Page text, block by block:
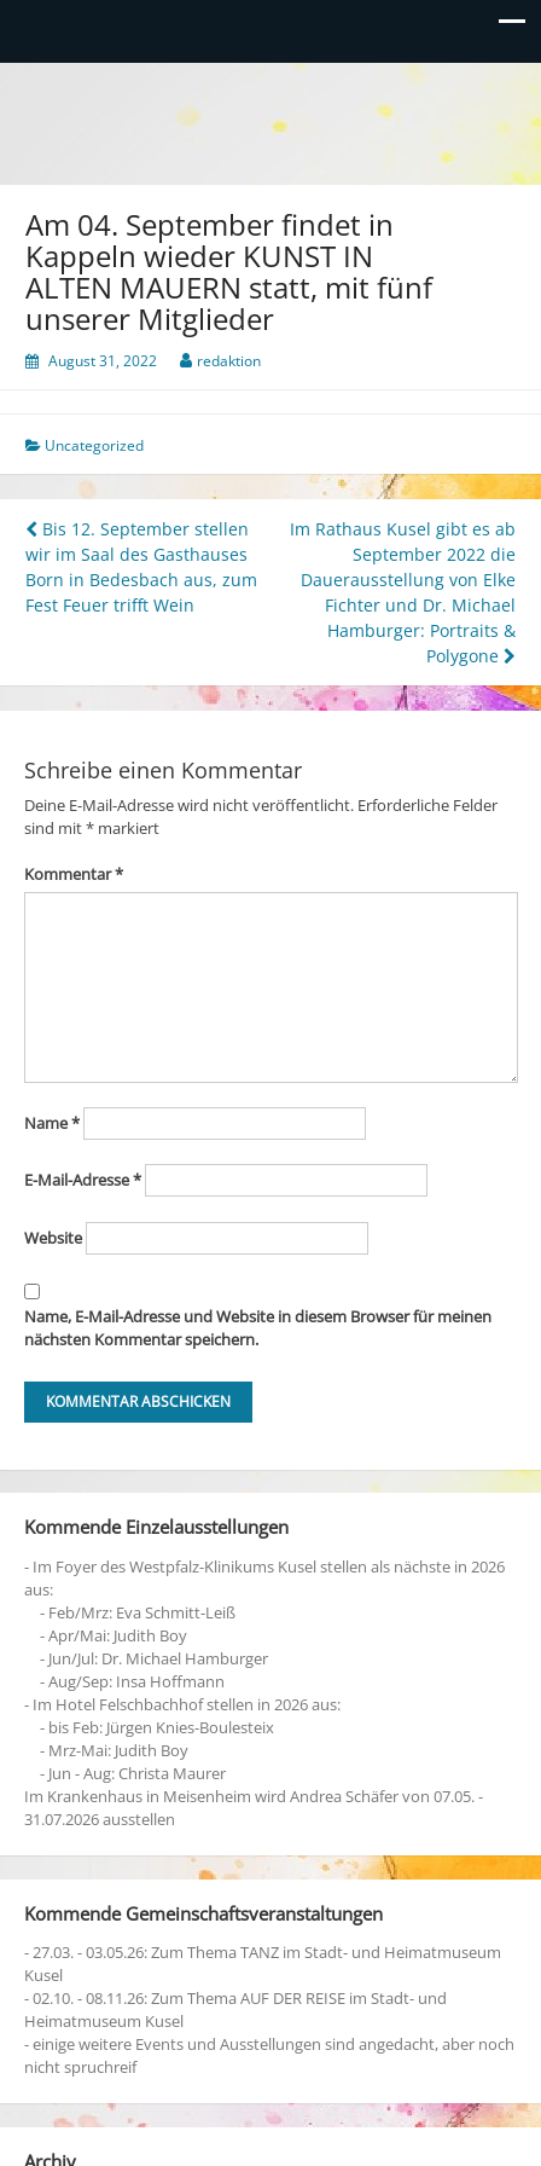
Am 04. September findet in
Kappeln wieder KUNST IN
ALTEN MAUERN statt, mit fünf
unserer Mitglieder
August 31, 2022 redaktion
Uncategorized
Beitragsnavigation
Bis 12. September stellen
wir im Saal des Gasthauses
Born in Bedesbach aus, zum
Fest Feuer trifft Wein
Im Rathaus Kusel gibt es ab
September 2022 die
Dauerausstellung von Elke
Fichter und Dr. Michael
Hamburger: Portraits &
Polygone
Schreibe einen Kommentar
Deine E-Mail-Adresse wird nicht veröffentlicht. Erforderliche Felder
sind mit*markiert
Kommentar*
Name*
E-Mail-Adresse*
Website
Name, E-Mail-Adresse und Website in diesem Browser für meinen
nächsten Kommentar speichern.
Kommende Einzelausstellungen
- Im Foyer des Westpfalz-Klinikums Kusel stellen als nächste in 2026
aus:
- Feb/Mrz: Eva Schmitt-Leiß
- Apr/Mai: Judith Boy
- Jun/Jul: Dr. Michael Hamburger
- Aug/Sep: Insa Hoffmann
- Im Hotel Felschbachhof stellen in 2026 aus:
- bis Feb: Jürgen Knies-Boulesteix
- Mrz-Mai: Judith Boy
- Jun - Aug: Christa Maurer
Im Krankenhaus in Meisenheim wird Andrea Schäfer von 07.05. -
31.07.2026 ausstellen
Kommende Gemeinschaftsveranstaltungen
- 27.03. - 03.05.26: Zum Thema TANZ im Stadt- und Heimatmuseum
Kusel
- 02.10. - 08.11.26: Zum Thema AUF DER REISE im Stadt- und
Heimatmuseum Kusel
- einige weitere Events und Ausstellungen sind angedacht, aber noch
nicht spruchreif
Archiv